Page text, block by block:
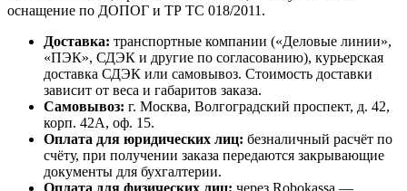
оснащение по ДОПОГ и ТР ТС 018/2011.
Доставка: транспортные компании («Деловые линии»,
«ПЭК», СДЭК и другие по согласованию), курьерская
доставка СДЭК или самовывоз. Стоимость доставки
зависит от веса и габаритов заказа.
Самовывоз: г. Москва, Волгоградский проспект, д. 42,
корп. 42А, оф. 15.
Оплата для юридических лиц: безналичный расчёт по
счёту, при получении заказа передаются закрывающие
документы для бухгалтерии.
Оплата для физических лиц: через Robokassa —